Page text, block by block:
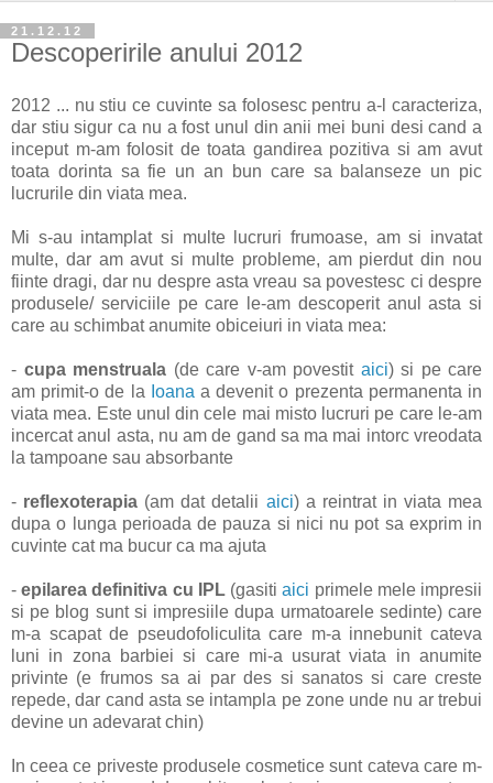
21.12.12
Descoperirile anului 2012
2012 ... nu stiu ce cuvinte sa folosesc pentru a-l caracteriza,
dar stiu sigur ca nu a fost unul din anii mei buni desi cand a
inceput m-am folosit de toata gandirea pozitiva si am avut
toata dorinta sa fie un an bun care sa balanseze un pic
lucrurile din viata mea.
Mi s-au intamplat si multe lucruri frumoase, am si invatat
multe, dar am avut si multe probleme, am pierdut din nou
fiinte dragi, dar nu despre asta vreau sa povestesc ci despre
produsele/ serviciile pe care le-am descoperit anul asta si
care au schimbat anumite obiceiuri in viata mea:
- cupa menstruala (de care v-am povestit aici) si pe care
am primit-o de la Ioana a devenit o prezenta permanenta in
viata mea. Este unul din cele mai misto lucruri pe care le-am
incercat anul asta, nu am de gand sa ma mai intorc vreodata
la tampoane sau absorbante
- reflexoterapia (am dat detalii aici) a reintrat in viata mea
dupa o lunga perioada de pauza si nici nu pot sa exprim in
cuvinte cat ma bucur ca ma ajuta
-epilarea definitiva cu IPL(gasitiaici primele mele impresii
si pe blog sunt si impresiile dupa urmatoarele sedinte) care
m-a scapat de pseudofoliculita care m-a innebunit cateva
luni in zona barbiei si care mi-a usurat viata in anumite
privinte (e frumos sa ai par des si sanatos si care creste
repede, dar cand asta se intampla pe zone unde nu ar trebui
devine un adevarat chin)
In ceea ce priveste produsele cosmetice sunt cateva care m-